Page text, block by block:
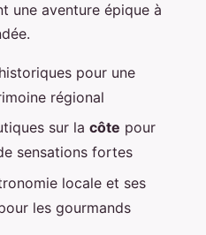
une aventure épique à
pour une
régional
sur la côte pour
sensations fortes
locale et ses
les gourmands